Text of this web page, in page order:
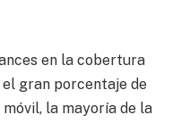
en la cobertura
el gran porcentaje de
la mayoría de la